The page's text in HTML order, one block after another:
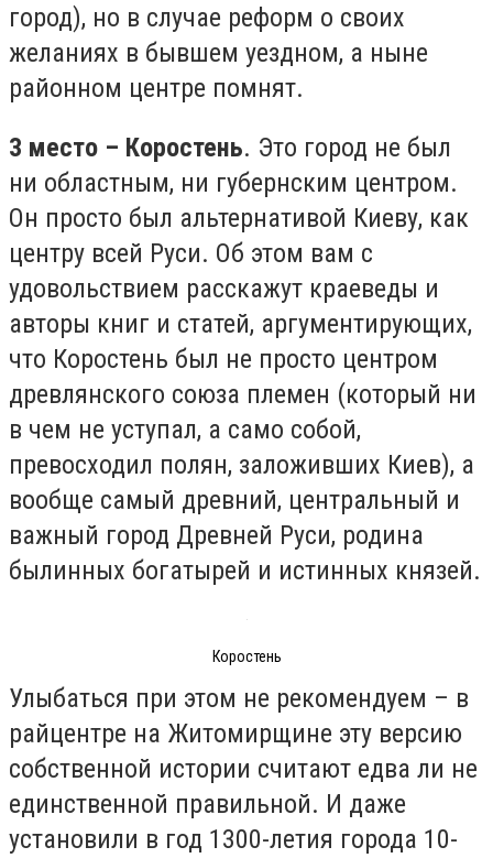
город), но в случае реформ о своих
желаниях в бывшем уездном, а ныне
районном центре помнят.
3 место – Коростень. Это город не был
ни областным, ни губернским центром.
Он просто был альтернативой Киеву, как
центру всей Руси. Об этом вам с
удовольствием расскажут краеведы и
авторы книг и статей, аргументирующих,
что Коростень был не просто центром
древлянского союза племен (который ни
в чем не уступал, а само собой,
превосходил полян, заложивших Киев), а
вообще самый древний, центральный и
важный город Древней Руси, родина
былинных богатырей и истинных князей.
Коростень
Улыбаться при этом не рекомендуем – в
райцентре на Житомирщине эту версию
собственной истории считают едва ли не
единственной правильной. И даже
установили в год 1300-летия города 10-